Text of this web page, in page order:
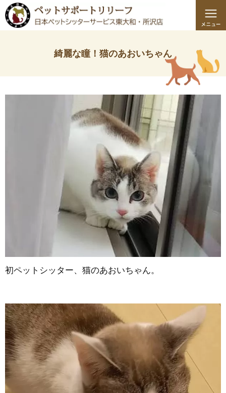
綺麗な瞳！猫のあおいちゃん
初ペットシッター、猫のあおいちゃん。